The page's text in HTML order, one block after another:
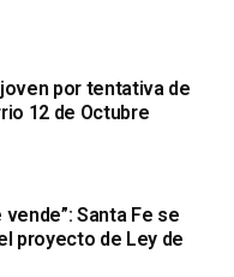
por tentativa de
12 de Octubre
Santa Fe se
proyecto de Ley de